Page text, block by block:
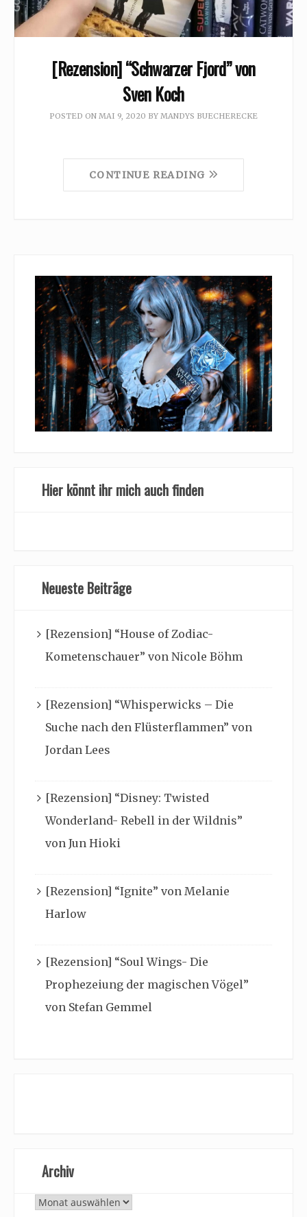
[Rezension] “Schwarzer Fjord” von
Sven Koch
POSTED ON MAI 9, 2020 BY MANDYS BUECHERECKE
CONTINUE READING
Hier könnt ihr mich auch finden
Neueste Beiträge
[Rezension] “House of Zodiac-
Kometenschauer” von Nicole Böhm
[Rezension] “Whisperwicks – Die
Suche nach den Flüsterflammen” von
Jordan Lees
[Rezension] “Disney: Twisted
Wonderland- Rebell in der Wildnis”
von Jun Hioki
[Rezension] “Ignite” von Melanie
Harlow
[Rezension] “Soul Wings- Die
Prophezeiung der magischen Vögel”
von Stefan Gemmel
Archiv
Archiv